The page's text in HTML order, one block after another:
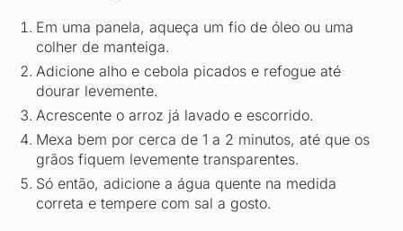
Em uma panela, aqueça um fio de óleo ou uma
colher de manteiga.
Adicione alho e cebola picados e refogue até
dourar levemente.
Acrescente o arroz já lavado e escorrido.
Mexa bem por cerca de 1 a 2 minutos, até que os
grãos fiquem levemente transparentes.
Só então, adicione a água quente na medida
correta e tempere com sal a gosto.